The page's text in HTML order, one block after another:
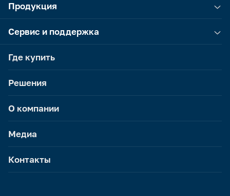
Продукция
Сервис и поддержка
Где купить
Решения
О компании
Медиа
Контакты